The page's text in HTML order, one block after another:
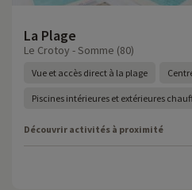
La Plage
Le Crotoy - Somme (80)
Vue et accès direct à la plage
Piscines intérieures et extérieures
Découvrir activités à proximité